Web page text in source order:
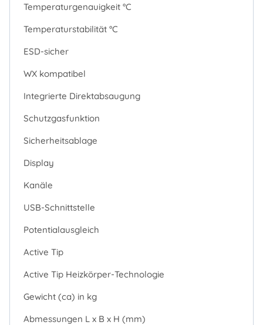
Temperaturgenauigkeit °C
Temperaturstabilität °C
ESD-sicher
WX kompatibel
Integrierte Direktabsaugung
Schutzgasfunktion
Sicherheitsablage
Display
Kanäle
USB-Schnittstelle
Potentialausgleich
Active Tip
Active Tip Heizkörper-Technologie
Gewicht (ca) in kg
Abmessungen L x B x H (mm)